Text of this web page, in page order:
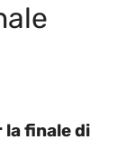
la finale di